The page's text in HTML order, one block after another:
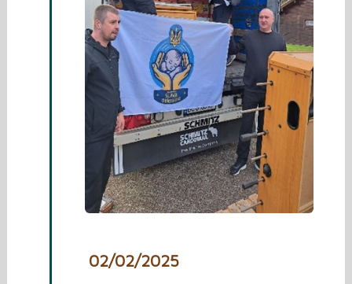
02/02/2025